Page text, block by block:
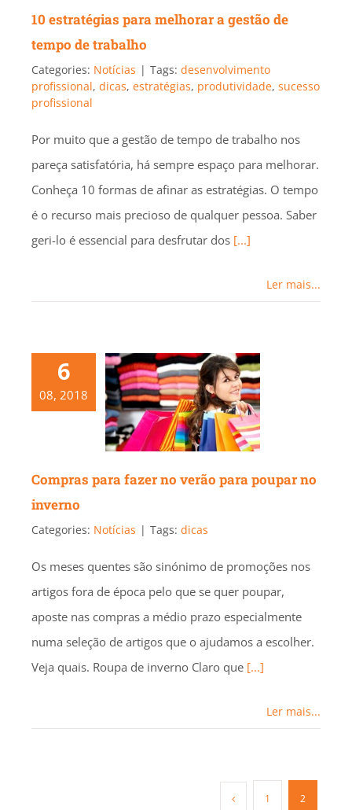
10 estratégias para melhorar a gestão de
tempo de trabalho
Categories: Notícias | Tags: desenvolvimento
profissional, dicas, estratégias, produtividade, sucesso
profissional
Por muito que a gestão de tempo de trabalho nos
pareça satisfatória, há sempre espaço para melhorar.
Conheça 10 formas de afinar as estratégias. O tempo
é o recurso mais precioso de qualquer pessoa. Saber
geri-lo é essencial para desfrutar dos [...]
Ler mais...
6
08, 2018
Compras para fazer no verão para poupar no
inverno
Categories: Notícias | Tags: dicas
Os meses quentes são sinónimo de promoções nos
artigos fora de época pelo que se quer poupar,
aposte nas compras a médio prazo especialmente
numa seleção de artigos que o ajudamos a escolher.
Veja quais. Roupa de inverno Claro que [...]
Ler mais...
1 2